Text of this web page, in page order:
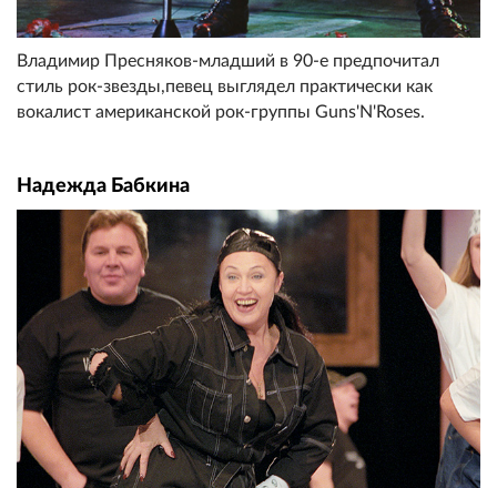
Владимир Пресняков-младший в 90-е предпочитал
стиль рок-звезды,певец выглядел практически как
вокалист американской рок-группы Guns'N'Roses.
Надежда Бабкина